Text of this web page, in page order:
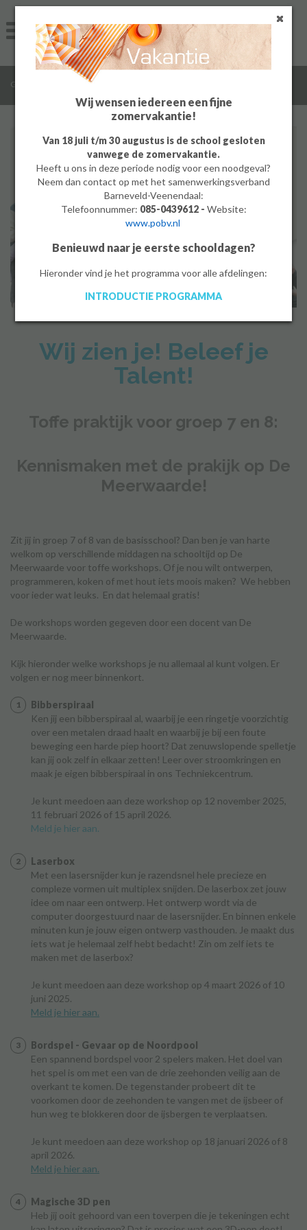
Wij wensen iedereen een fijne
zomervakantie!
Van 18 juli t/m 30 augustus is de school gesloten
vanwege de zomervakantie.
Heeft u ons in deze periode nodig voor een noodgeval?
Neem dan contact op met het samenwerkingsverband
Barneveld-Veenendaal:
Telefoonnummer: 085-0439612 - Website:
www.pobv.nl
Benieuwd naar je eerste schooldagen?
Hieronder vind je het programma voor alle afdelingen:
INTRODUCTIE PROGRAMMA
Algemeen
Inloggen
Groep 8 Toffe praktijk
Wij zien je! Beleef je
Talent!
Toffe praktijk voor groep 7 en 8:
Kennismaken met de prakijk op De
Meerwaarde!
Zit jij in groep 7 of 8 van de basisschool? Dan ben je van harte
welkom op verschillende middagen na schooltijd op De
Meerwaarde voor toffe workshops. Of je nou wilt ontwerpen,
programmeren, koken of met hout iets moois maken? We hebben
voor ieder wat leuks. En dat helemaal gratis!
De workshops worden gegeven door een docent van De
Meerwaarde.
Kijk hieronder welke workshops je nu allemaal al kunt volgen. Er
volgen er nog meer binnenkort.
Bibberspiraal
Ken jij een bibberspiraal al, waarbij je een ringetje voorzichtig
over een metalen draad haalt en waarbij je bij een foute
beweging een harde piep hoort? Dat zenuwslopende spelletje
kan jij ook zelf in elkaar zetten! Leer over stroomkringen en
maak je eigen bibberspiraal in ons Techniekcentrum.
Je kunt meedoen aan deze workshop op 12 november 2025,
11 februari 2026 of 15 april 2026.
Meld je hier aan.
Laserbox
Met een lasersnijder kun je razendsnel hele precieze en
compleze vormen uit multiplex snijden. De laserbox zet jouw
idee om naar een ontwerp. Het ontwerp wordt via de
computer doorgestuurd naar de lasersnijder. En binnen enkele
minuten kun je jouw eigen ontwerp vasthouden. Je maakt dus
iets wat je helemaal zelf hebt bedacht! Zin om zelf iets te
maken met de laserbox?
Je kunt meedoen aan deze workshop op 4 maart 2026 of 10
juni 2025.
Meld je hier aan.
Bordspel - Gevaar op de Noordpool
Een spannend bordspel voor 2 spelers maken. Het doel van
het spel is om met een van de drie zeehonden veilig aan de
overkant te komen. De tegenstander probeert dit te
voorkomen door de zeehonden te vangen met de ijsbeer of
hun weg te blokkeren door de ijsbergen te verplaatsen.
Je kunt meedoen aan deze workshop op 18 januari 2026 of 8
april 2026.
Meld je hier aan.
Magische 3D pen
Heb jij ooit gehoord van een toverpen die je tekeningen echt